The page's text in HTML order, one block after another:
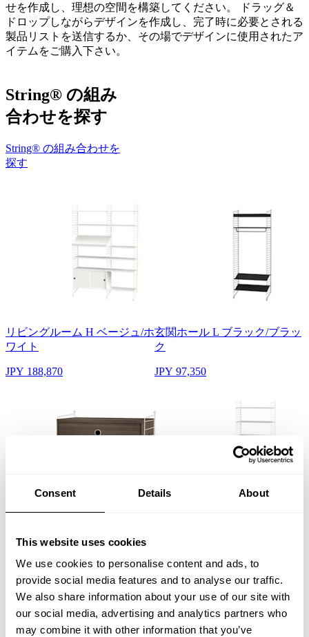
Consent Details About
This website uses cookies
We use cookies to personalise content and ads, to
provide social media features and to analyse our traffic.
We also share information about your use of our site with
our social media, advertising and analytics partners who
may combine it with other information that you’ve
せを作成し、理想の空間を構築してください。 ドラッグ＆
ドロップしながらデザインを作成し、完了時に必要とされる
製品リストを送信するか、その場でデザインに使用されたア
イテムをご購入下さい。
String® の組み
合わせを探す
String® の組み合わせを
探す
リビングルーム H ベージュ/ホ
ワイト
JPY 188,870
玄関ホール L ブラック/ブラッ
ク
JPY 97,350
ールナット
JPY 89,980 JPY 77,440